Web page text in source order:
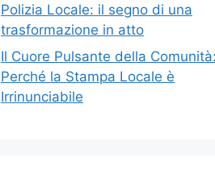
Polizia Locale: il segno di una
trasformazione in atto
Il Cuore Pulsante della Comunità:
Perché la Stampa Locale è
Irrinunciabile